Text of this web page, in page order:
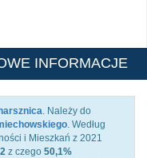
INFORMACJE
. Należy do
. Według
i Mieszkań z 2021
z czego 50,1%